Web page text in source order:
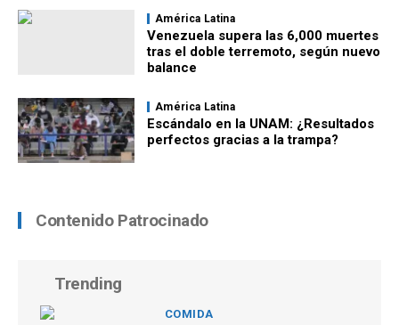
América Latina
Venezuela supera las 6,000 muertes
tras el doble terremoto, según nuevo
balance
América Latina
Escándalo en la UNAM: ¿Resultados
perfectos gracias a la trampa?
Contenido Patrocinado
Trending
COMIDA